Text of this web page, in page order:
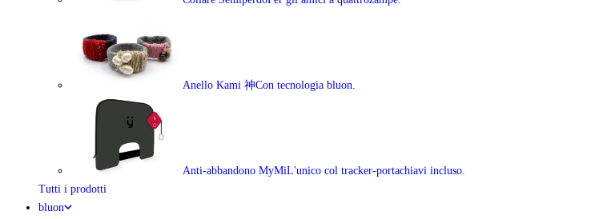
Anello Kami 神Con tecnologia bluon.
Anti-abbandono MyMiL'unico col tracker-portachiavi incluso.
Tutti i prodotti
bluon